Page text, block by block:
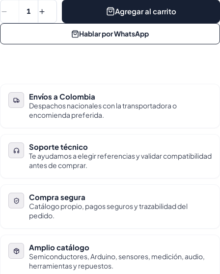
1 Agregar al carrito
Hablar por WhatsApp
Envíos a Colombia
Despachos nacionales con la transportadora o
encomienda preferida.
Soporte técnico
Te ayudamos a elegir referencias y validar compatibilidad
antes de comprar.
Compra segura
Catálogo propio, pagos seguros y trazabilidad del
pedido.
Amplio catálogo
Semiconductores, Arduino, sensores, medición, audio,
herramientas y repuestos.